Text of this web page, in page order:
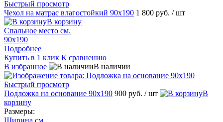
Быстрый просмотр
Чехол на матрас влагостойкий 90х190 1 800 руб. / шт
В корзину
Спальное место см.
90х190
Подробнее
Купить в 1 клик К сравнению
В избранное
В наличии
Быстрый просмотр
Подложка на основание 90х190 900 руб. / шт
В
корзину
Размеры: